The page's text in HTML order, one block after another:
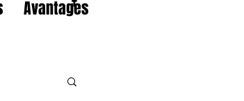
Avantages